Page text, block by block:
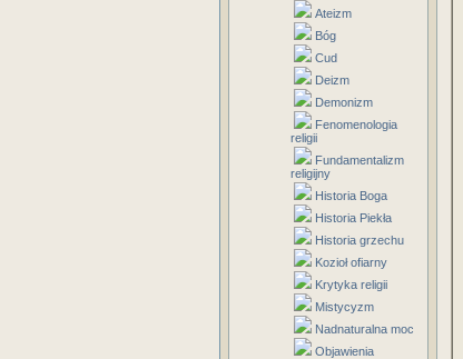
Ateizm
Bóg
Cud
Deizm
Demonizm
Fenomenologia
religii
Fundamentalizm
religijny
Historia Boga
Historia Piekła
Historia grzechu
Kozioł ofiarny
Krytyka religii
Mistycyzm
Nadnaturalna moc
Objawienia